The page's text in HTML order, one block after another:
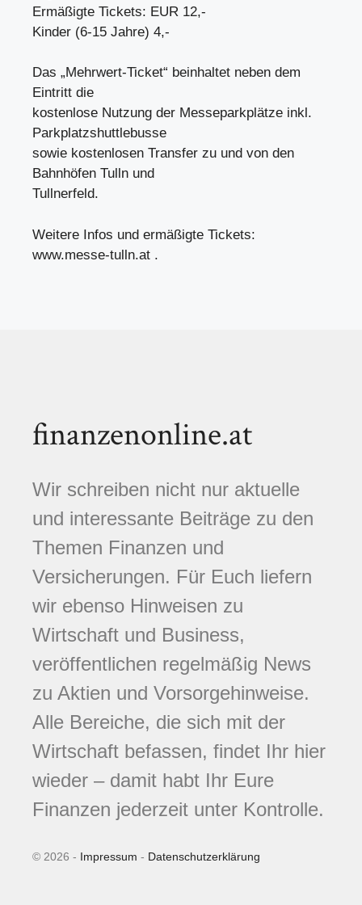
Ermäßigte Tickets: EUR 12,-
Kinder (6-15 Jahre) 4,-
Das „Mehrwert-Ticket“ beinhaltet neben dem
Eintritt die
kostenlose Nutzung der Messeparkplätze inkl.
Parkplatzshuttlebusse
sowie kostenlosen Transfer zu und von den
Bahnhöfen Tulln und
Tullnerfeld.
Weitere Infos und ermäßigte Tickets:
www.messe-tulln.at .
finanzenonline.at
Wir schreiben nicht nur aktuelle
und interessante Beiträge zu den
Themen Finanzen und
Versicherungen. Für Euch liefern
wir ebenso Hinweisen zu
Wirtschaft und Business,
veröffentlichen regelmäßig News
zu Aktien und Vorsorgehinweise.
Alle Bereiche, die sich mit der
Wirtschaft befassen, findet Ihr hier
wieder – damit habt Ihr Eure
Finanzen jederzeit unter Kontrolle.
© 2026 - Impressum - Datenschutzerklärung